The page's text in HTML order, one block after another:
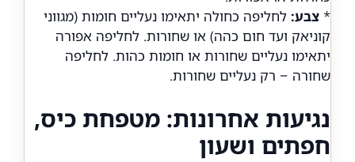
* צבע: לחליפה כחולה יתאימו נעליים חומות (מגווני
קוניאק ועד חום כהה) או שחורות. לחליפה אפורה
יתאימו נעליים שחורות או חומות כהות. לחליפה
שחורה – רק נעליים שחורות.
נגיעות אחרונות: מטפחת כיס,
חפתים ושעון